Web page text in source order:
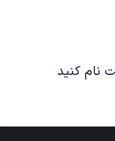
نام کنید